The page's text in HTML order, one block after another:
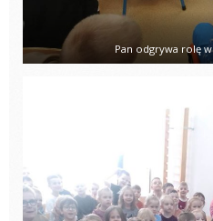
Pan odgrywa rolę